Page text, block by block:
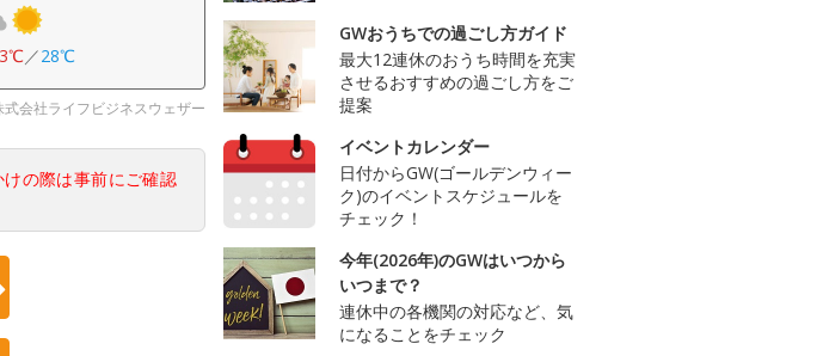
／28℃
会社ライフビジネスウェザー
の際は事前にご確認
GWおうちでの過ごし方ガイド
最大12連休のおうち時間を充実
させるおすすめの過ごし方をご
提案
イベントカレンダー
日付からGW(ゴールデンウィー
ク)のイベントスケジュールを
チェック！
今年(2026年)のGWはいつから
いつまで？
連休中の各機関の対応など、気
になることをチェック